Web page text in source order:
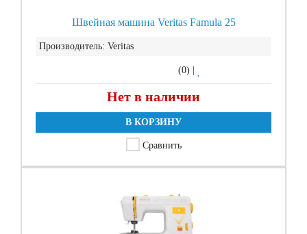
Швейная машина Veritas Famula 25
Производитель: Veritas
(0)
Нет в наличии
В КОРЗИНУ
Сравнить